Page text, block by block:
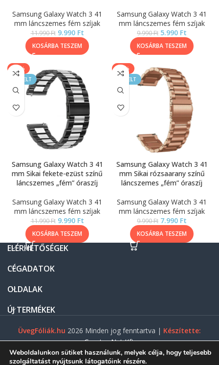
Samsung Galaxy Watch 3 41
mm láncszemes fém szíjak
11.990Ft 9.990 Ft
KOSÁRBA TESZEM
Samsung Galaxy Watch 3 41
mm láncszemes fém szíjak
9.990Ft 5.990 Ft
KOSÁRBA TESZEM
-17%
KIEMELT
Samsung Galaxy Watch 3 41
mm Sikai fekete-ezüst színű
láncszemes „fém” óraszíj
Samsung Galaxy Watch 3 41
mm láncszemes fém szíjak
11.990Ft 9.990 Ft
KOSÁRBA TESZEM
-20%
KIEMELT
Samsung Galaxy Watch 3 41
mm Sikai rózsaarany színű
láncszemes „fém” óraszíj
Samsung Galaxy Watch 3 41
mm láncszemes fém szíjak
9.990Ft 7.990 Ft
KOSÁRBA TESZEM
ELÉRHETŐSÉGEK
CÉGADATOK
OLDALAK
ÚJ TERMÉKEK
ÜvegFóliák.hu 2026 Minden jog fenntartva | Készítette:
Gasztro Net Kft.
Weboldalunkon sütiket használunk, melyek célja, hogy teljesebb
szolgáltatást nyújtsunk látogatóink részére.